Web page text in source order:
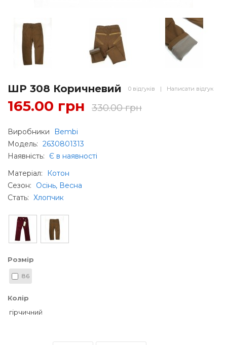
ШР 308 Коричневий 0 відгуків | Написати відгук
165.00 грн 330.00 грн
Виробники
Bembi
Модель: 2630801313
Наявність:
Є в наявності
Матеріал:
Котон
Сезон:
Осінь, Весна
Стать: Хлопчик
Розмір
86
Колір
гірчичний